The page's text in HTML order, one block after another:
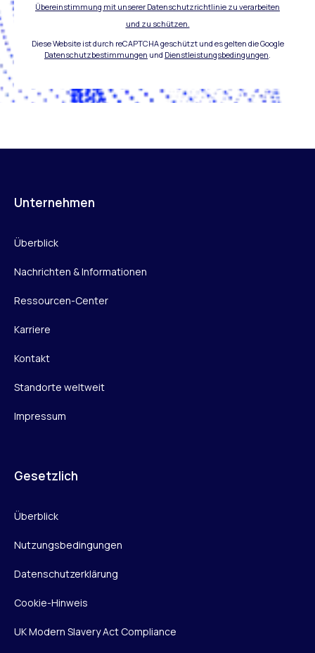
Übereinstimmung mit unserer Datenschutzrichtlinie zu verarbeiten
und zu schützen.
Diese Website ist durch reCAPTCHA geschützt und es gelten die Google
Datenschutzbestimmungen und Dienstleistungsbedingungen.
Unternehmen
Überblick
Nachrichten & Informationen
Ressourcen-Center
Karriere
Kontakt
Standorte weltweit
Impressum
Gesetzlich
Überblick
Nutzungsbedingungen
Datenschutzerklärung
Cookie-Hinweis
UK Modern Slavery Act Compliance